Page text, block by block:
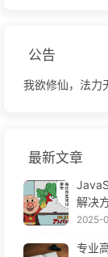
公告
我欲修仙，法力
最新文章
解决
2025-
专业